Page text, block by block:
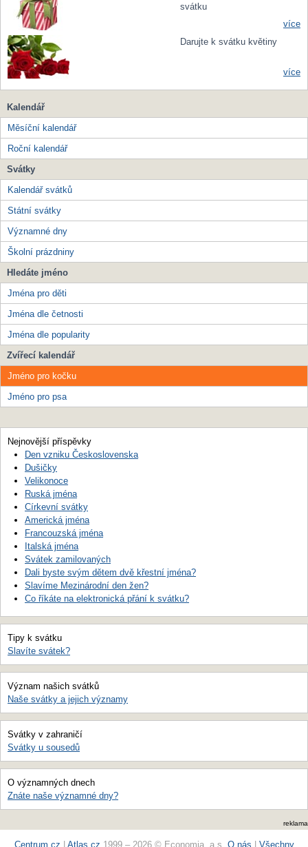
svátku
více
Darujte k svátku květiny
více
Kalendář
Měsíční kalendář
Roční kalendář
Svátky
Kalendář svátků
Státní svátky
Významné dny
Školní prázdniny
Hledáte jméno
Jména pro děti
Jména dle četnosti
Jména dle popularity
Zvířecí kalendář
Jméno pro kočku
Jméno pro psa
Nejnovější příspěvky
Den vzniku Československa
Dušičky
Velikonoce
Ruská jména
Církevní svátky
Americká jména
Francouzská jména
Italská jména
Svátek zamilovaných
Dali byste svým dětem dvě křestní jména?
Slavíme Mezinárodní den žen?
Co říkáte na elektronická přání k svátku?
Tipy k svátku
Slavíte svátek?
Význam našich svátků
Naše svátky a jejich významy
Svátky v zahraničí
Svátky u sousedů
O významných dnech
Znáte naše významné dny?
reklama
Centrum.cz Atlas.cz 1999 – 2026 © Economia, a.s. O nás Všechny